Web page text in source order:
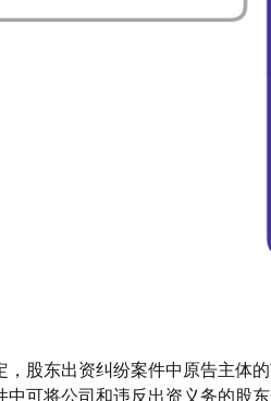
股东出资纠纷案件中原告主体
可将公司和违反出资义务的股